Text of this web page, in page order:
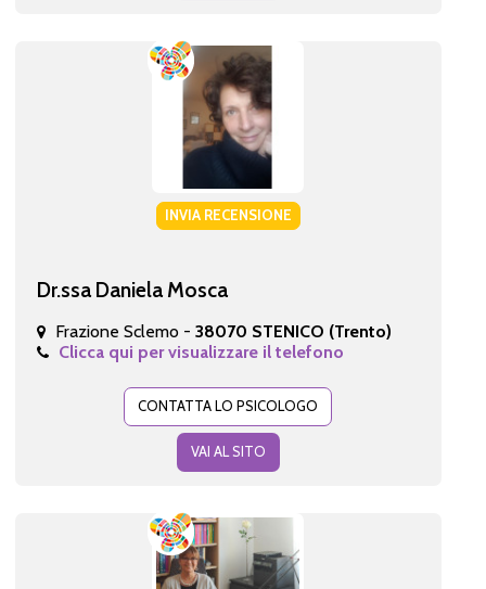
INVIA RECENSIONE
Dr.ssa Daniela Mosca
Frazione Sclemo - 38070 STENICO (Trento)
Clicca qui per visualizzare il telefono
CONTATTA LO PSICOLOGO
VAI AL SITO